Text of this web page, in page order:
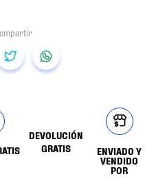
DEVOLUCIÓN
GRATIS
ENVIADO Y
VENDIDO
POR